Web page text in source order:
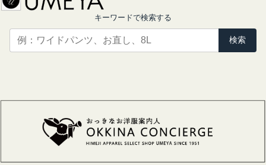
キーワードで検索する
検索